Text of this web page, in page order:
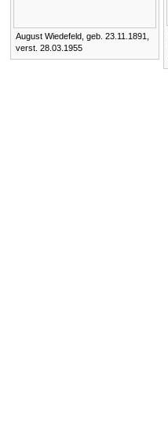
August Wiedefeld, geb. 23.11.1891,
verst. 28.03.1955